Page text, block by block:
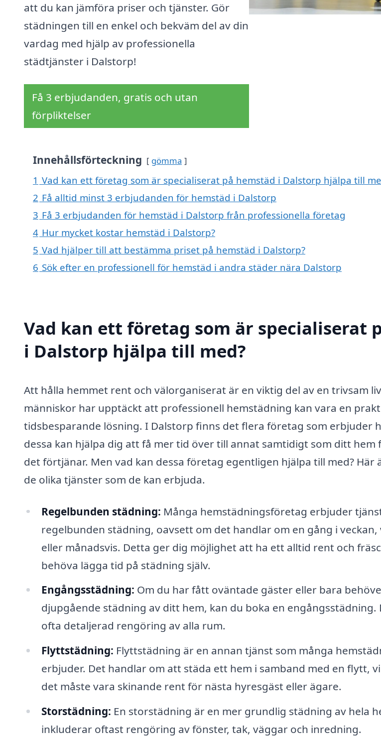
att du kan jämföra priser och tjänster. Gör
städningen till en enkel och bekväm del av din
vardag med hjälp av professionella
städtjänster i Dalstorp!
Få 3 erbjudanden, gratis och utan
förpliktelser
Innehållsförteckning gömma
1 Vad kan ett företag som är specialiserat på hemstäd i Dalstorp hjälpa till
2 Få alltid minst 3 erbjudanden för hemstäd i Dalstorp
3 Få 3 erbjudanden för hemstäd i Dalstorp från professionella företag
4 Hur mycket kostar hemstäd i Dalstorp?
5 Vad hjälper till att bestämma priset på hemstäd i Dalstorp?
6 Sök efter en professionell för hemstäd i andra städer nära Dalstorp
Vad kan ett företag som är specialiserat
i Dalstorp hjälpa till med?
Att hålla hemmet rent och välorganiserat är en viktig del av en trivsam
människor har upptäckt att professionell hemstädning kan vara en
tidsbesparande lösning. I Dalstorp finns det flera företag som erbjuder
dessa kan hjälpa dig att få mer tid över till annat samtidigt som ditt hem
det förtjänar. Men vad kan dessa företag egentligen hjälpa till med? Här
de olika tjänster som de kan erbjuda.
Regelbunden städning: Många hemstädningsföretag erbjuder
regelbunden städning, oavsett om det handlar om en gång i veckan,
eller månadsvis. Detta ger dig möjlighet att ha ett alltid rent och
behöva lägga tid på städning själv.
Engångsstädning: Om du har fått oväntade gäster eller bara
djupgående städning av ditt hem, kan du boka en
ofta detaljerad rengöring av alla rum.
Flyttstädning: Flyttstädning är en annan tjänst som många
erbjuder. Det handlar om att städa ett hem i samband med en flytt,
det måste vara skinande rent för nästa hyresgäst eller ägare.
Storstädning: En storstädning är en mer grundlig städning av hela
inkluderar oftast rengöring av fönster, tak, väggar och inredning.